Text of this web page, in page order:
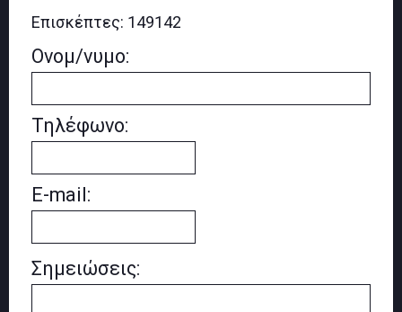
Επισκέπτες: 149142
Ονομ/νυμο:
Τηλέφωνο:
E-mail:
Σημειώσεις: